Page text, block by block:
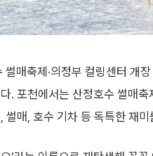
매축제·의정부 컬링센터 개
. 포천에서는 산정호수 썰매
매, 호수 기차 등 독특한 재